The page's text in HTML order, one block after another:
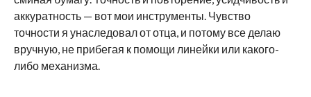
аккуратность — вот мои инструменты. Чувство
точности я унаследовал от отца, и потому все делаю
вручную, не прибегая к помощи линейки или какого-
либо механизма.